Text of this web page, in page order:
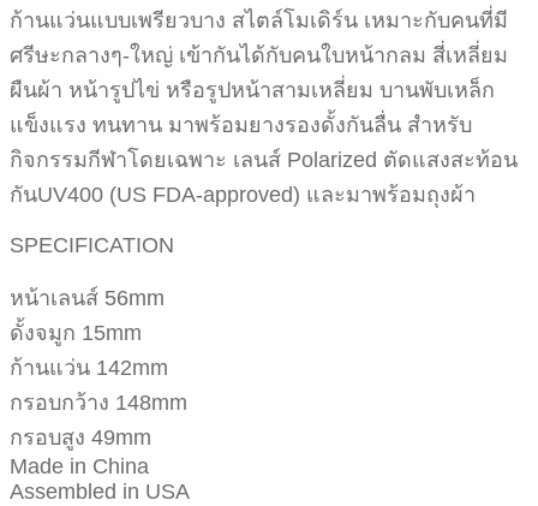
ก้านแว่นแบบเพรียวบาง สไตล์โมเดิร์น เหมาะกับคนที่มี
ศรีษะกลางๆ-ใหญ่ เข้ากันได้กับคนใบหน้ากลม สี่เหลี่ยม
ผืนผ้า หน้ารูปไข่ หรือรูปหน้าสามเหลี่ยม บานพับเหล็ก
แข็งแรง ทนทาน มาพร้อมยางรองดั้งกันลื่น สำหรับ
กิจกรรมกีฬาโดยเฉพาะ เลนส์ Polarized ตัดแสงสะท้อน
กันUV400 (US FDA-approved) และมาพร้อมถุงผ้า
SPECIFICATION
หน้าเลนส์ 56mm
ดั้งจมูก 15mm
ก้านแว่น 142mm
กรอบกว้าง 148mm
กรอบสูง 49mm
Made in China
Assembled in USA